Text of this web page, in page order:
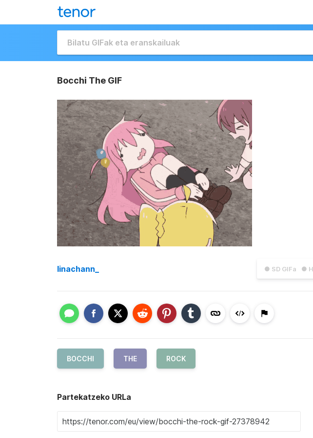
Bocchi The GIF
● SD GIFa ●
linachann_
BOCCHI THE ROCK
Partekatzeko URLa